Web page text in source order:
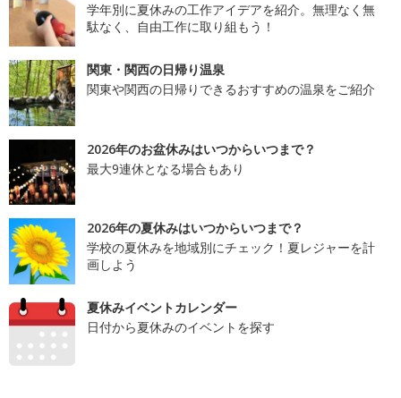
学年別に夏休みの工作アイデアを紹介。無理なく無
駄なく、自由工作に取り組もう！
関東・関西の日帰り温泉
関東や関西の日帰りできるおすすめの温泉をご紹介
2026年のお盆休みはいつからいつまで？
最大9連休となる場合もあり
2026年の夏休みはいつからいつまで？
学校の夏休みを地域別にチェック！夏レジャーを計
画しよう
夏休みイベントカレンダー
日付から夏休みのイベントを探す